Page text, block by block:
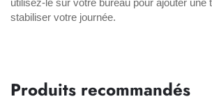
stabiliser votre journée.
Produits recommandés